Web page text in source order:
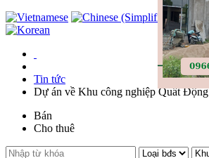
Tin tức
Dự án về Khu công nghiệp Quất Động
Bán
Cho thuê